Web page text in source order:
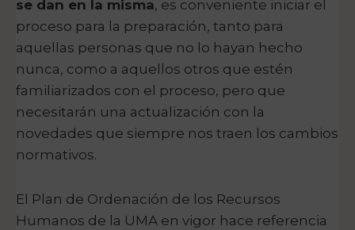
se dan en la misma, es conveniente iniciar el
proceso para la preparación, tanto para
aquellas personas que no lo hayan hecho
nunca, como a aquellos otros que estén
familiarizados con el proceso, pero que
necesitarán una actualización con la
novedades que siempre nos traen los cambios
normativos.
El Plan de Ordenación de los Recursos
Humanos de la UMA en vigor hace referencia